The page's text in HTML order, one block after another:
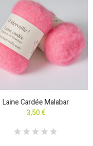
Laine Cardée Malabar
3,50 €